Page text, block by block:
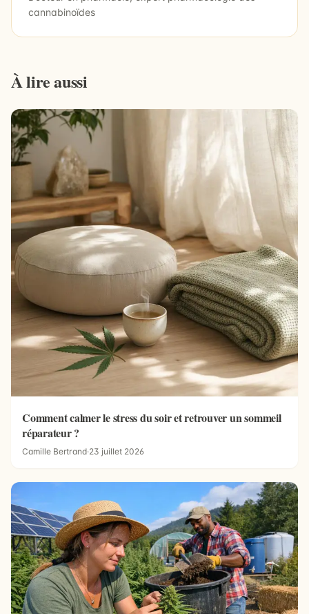
cannabinoïdes
À lire aussi
Comment calmer le stress du soir et retrouver un sommeil
réparateur ?
Camille Bertrand·23 juillet 2026